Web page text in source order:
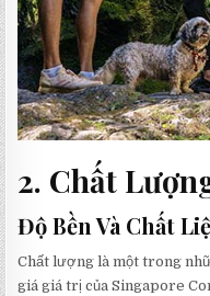
2. Chất
Độ Bền Và Chất
Chất lượng là một trong
giá giá trị của Singapore